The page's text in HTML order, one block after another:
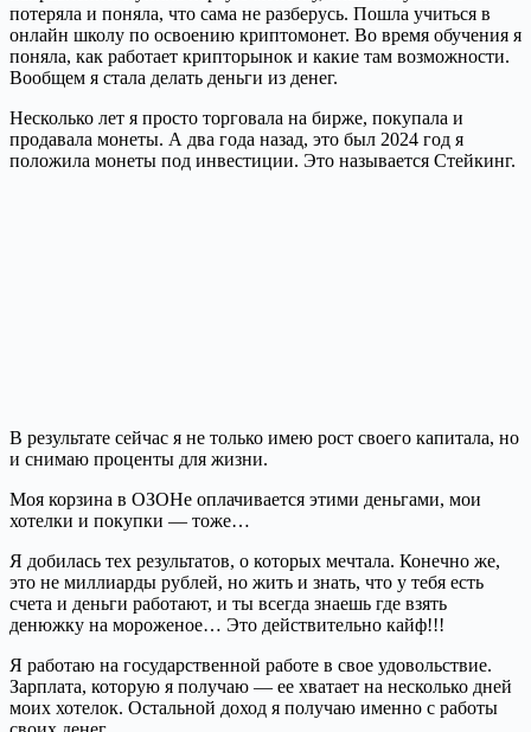
потеряла и поняла, что сама не разберусь. Пошла учиться в
онлайн школу по освоению криптомонет. Во время обучения я
поняла, как работает крипторынок и какие там возможности.
Вообщем я стала делать деньги из денег.
Несколько лет я просто торговала на бирже, покупала и
продавала монеты. А два года назад, это был 2024 год я
положила монеты под инвестиции. Это называется Стейкинг.
В результате сейчас я не только имею рост своего капитала, но
и снимаю проценты для жизни.
Моя корзина в ОЗОНе оплачивается этими деньгами, мои
хотелки и покупки — тоже…
Я добилась тех результатов, о которых мечтала. Конечно же,
это не миллиарды рублей, но жить и знать, что у тебя есть
счета и деньги работают, и ты всегда знаешь где взять
денюжку на мороженое… Это действительно кайф!!!
Я работаю на государственной работе в свое удовольствие.
Зарплата, которую я получаю — ее хватает на несколько дней
моих хотелок. Остальной доход я получаю именно с работы